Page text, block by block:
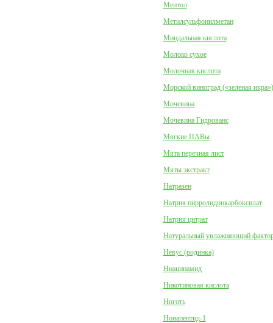
Ментол
Метилсульфонилметан
Миндальная кислота
Молоко сухое
Молочная кислота
Морской виноград («зеленая икра»)
Мочевина
Мочевина Гидрованс
Мягкие ПАВы
Мята перечная лист
Мяты экстракт
Натразен
Натрия пирролидонкарбоксилат
Натрия цитрат
Натуральный увлажняющий
Невус (родинка)
Ниацинамид
Никотиновая кислота
Ноготь
Нонапептид-1